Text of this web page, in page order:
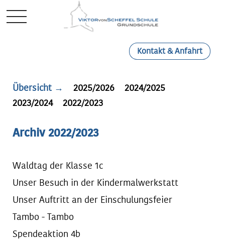
Mobile Menu Toggle
Kontakt & Anfahrt
Übersicht → 2025/2026
2024/2025
2023/2024
2022/2023
Archiv 2022/2023
Waldtag der Klasse 1c
Unser Besuch in der Kindermalwerkstatt
Unser Auftritt an der Einschulungsfeier
Tambo - Tambo
Spendeaktion 4b